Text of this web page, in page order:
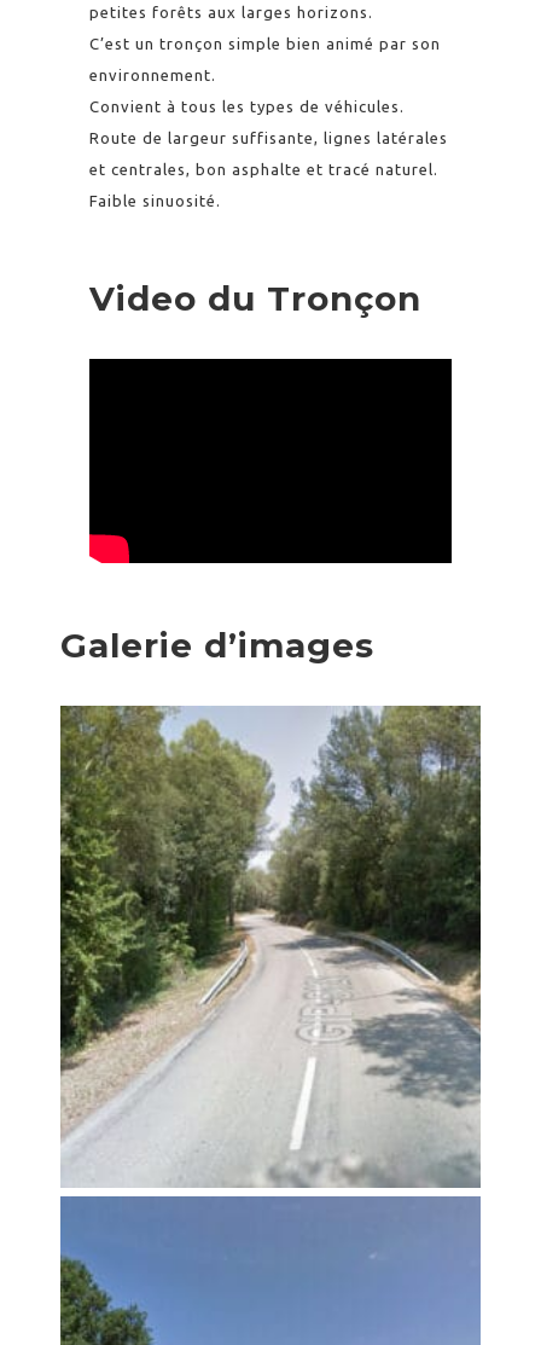
petites forêts aux larges horizons.
C’est un tronçon simple bien animé par son
environnement.
Convient à tous les types de véhicules.
Route de largeur suffisante, lignes latérales
et centrales, bon asphalte et tracé naturel.
Faible sinuosité.
Video du Tronçon
Galerie d’images